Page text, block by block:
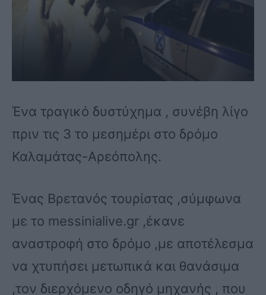
Ένα τραγικό δυστύχημα , συνέβη λίγο
πριν τις 3 το μεσημέρι στο δρόμο
Καλαμάτας-Αρεόπολης.
Ένας Βρετανός τουρίστας ,σύμφωνα
με το messinialive.gr ,έκανε
αναστροφή στο δρόμο ,με αποτέλεσμα
να χτυπήσει μετωπικά και θανάσιμα
,τον διερχόμενο οδηγό μηχανής , που